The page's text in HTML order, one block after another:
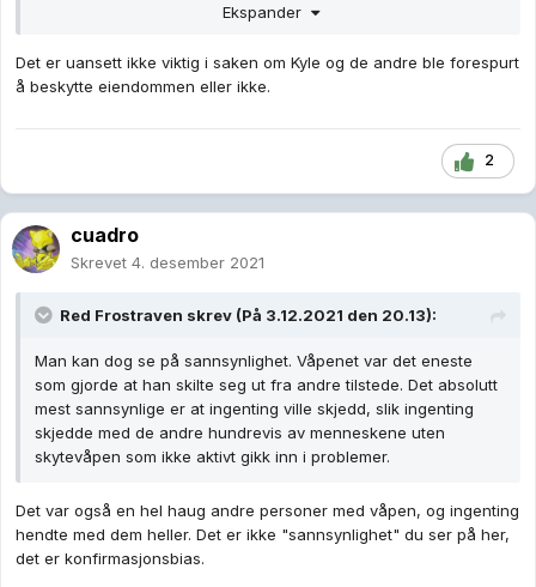
He told the court that he didn't ask the
men to protect the business, but he also
didn't ask them to leave.
Ekspander
Det er uansett ikke viktig i saken om Kyle og de andre ble forespurt
å beskytte eiendommen eller ikke.
2
cuadro
Skrevet 4. desember 2021
Red Frostraven skrev (På 3.12.2021 den 20.13):
Man kan dog se på sannsynlighet. Våpenet var det eneste
som gjorde at han skilte seg ut fra andre tilstede. Det absolutt
mest sannsynlige er at ingenting ville skjedd, slik ingenting
skjedde med de andre hundrevis av menneskene uten
skytevåpen som ikke aktivt gikk inn i problemer.
Det var også en hel haug andre personer med våpen, og ingenting
hendte med dem heller. Det er ikke "sannsynlighet" du ser på her,
det er konfirmasjonsbias.